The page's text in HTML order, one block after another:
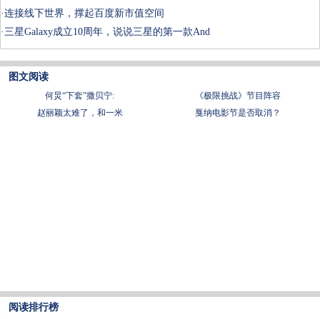
·连接线下世界，撑起百度新市值空间
· 三星Galaxy成立10周年，说说三星的第一款And
图文阅读
何炅“下套”撒贝宁:
《极限挑战》节目阵容
赵丽颖太难了，和一米
戛纳电影节是否取消？
阅读排行榜